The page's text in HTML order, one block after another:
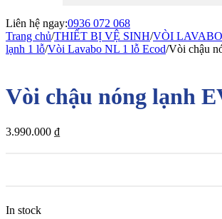
Liên hệ ngay:0936 072 068
Trang chủ/THIẾT BỊ VỆ SINH/VÒI LAVABO
lạnh 1 lỗ/Vòi Lavabo NL 1 lỗ Ecod/Vòi chậu
Vòi chậu nóng lạnh
3.990.000 ₫
In stock